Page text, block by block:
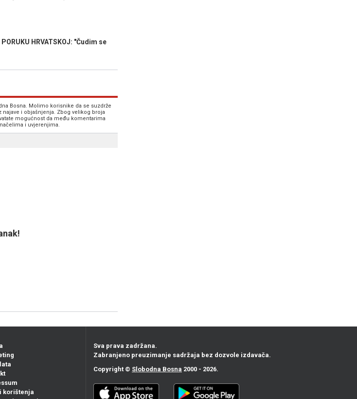
HRVATSKOJ: "Čudim se
Bosna. Molimo korisnike da se suzdrže
najave i objašnjenja. Zbog velikog broja
mogućnost da među komentarima
i uvjerenjima.
korištenja
Sva prava zadržana.
Zabranjeno preuzimanje sadržaja bez dozvole izdavača.
Copyright © Slobodna Bosna 2000 - 2026.